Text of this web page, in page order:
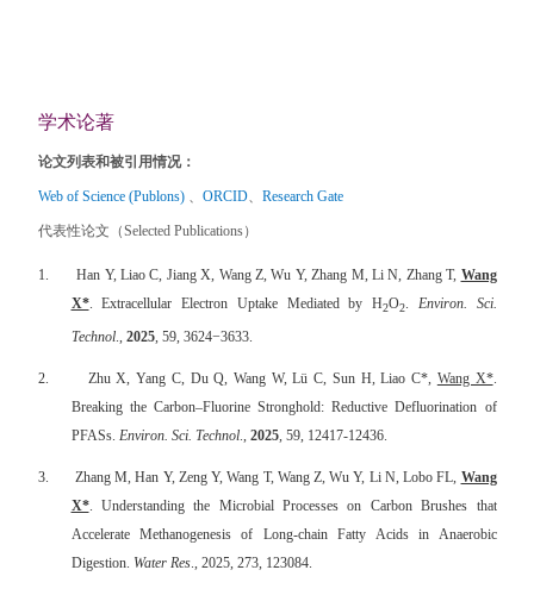
学术论著
论文列表和被引用情况：
Web of Science (Publons) 、 ORCID、 Research Gate
代表性论文（Selected Publications）
1.Han Y, Liao C, Jiang X, Wang Z, Wu Y, Zhang M, Li N, Zhang T, Wang
X*. Extracellular Electron Uptake Mediated by H2O2. Environ. Sci.
Technol., 2025, 59, 3624−3633.
2. Zhu X, Yang C, Du Q, Wang W, Lü C, Sun H, Liao C*, Wang X*.
Breaking the Carbon–Fluorine Stronghold: Reductive Defluorination of
PFASs. Environ. Sci. Technol., 2025, 59, 12417-12436.
3.Zhang M, Han Y, Zeng Y, Wang T, Wang Z, Wu Y, Li N, Lobo FL, Wang
X*. Understanding the Microbial Processes on Carbon Brushes that
Accelerate Methanogenesis of Long-chain Fatty Acids in Anaerobic
Digestion. Water Res., 2025, 273, 123084.